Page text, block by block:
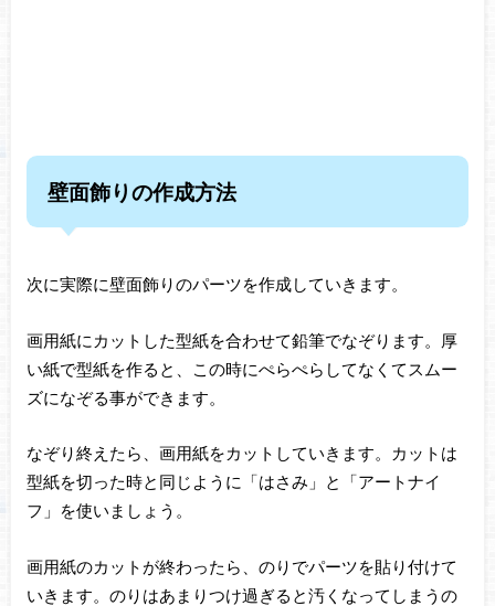
壁面飾りの作成方法
次に実際に壁面飾りのパーツを作成していきます。
画用紙にカットした型紙を合わせて鉛筆でなぞります。厚
い紙で型紙を作ると、この時にぺらぺらしてなくてスムー
ズになぞる事ができます。
なぞり終えたら、画用紙をカットしていきます。カットは
型紙を切った時と同じように「はさみ」と「アートナイ
フ」を使いましょう。
画用紙のカットが終わったら、のりでパーツを貼り付けて
いきます。のりはあまりつけ過ぎると汚くなってしまうの